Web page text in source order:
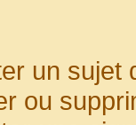
un sujet
ou